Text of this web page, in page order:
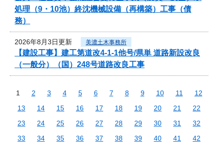
処理（9・10池）終沈機械設備（再構築）工事（債
務）
2026年8月3日更新 美濃土木事務所
【建設工事】建工第道改4-1-1他号/県単 道路新設改良
（一般分）（国）248号道路改良工事
1 2 3 4 5 6 7 8 9 10 11
12
13
14 15 16 17 18 19 20 21
22
23
24 25 26 27 28 29 30 31
32
33
34 35 36 37 38 39 40 41
42